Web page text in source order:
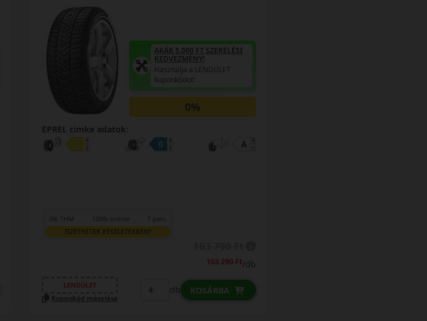
AKÁR 5.000 FT SZERELÉSI
KEDVEZMÉNY!
Használja a LENDÜLET
kuponkódot!
0%
EPREL cimke adatok:
0% THM 100% online 7 perc
FIZETHETEK RÉSZLETEKBEN?
103 290 Ft/db
LENDÜLET
Kuponkód másolása
db KOSÁRBA